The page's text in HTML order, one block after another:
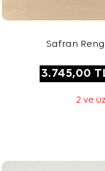
Safran
3.745,00
2 ve